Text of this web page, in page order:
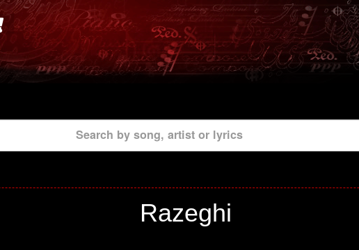
Search by song, artist or lyrics
Razeghi